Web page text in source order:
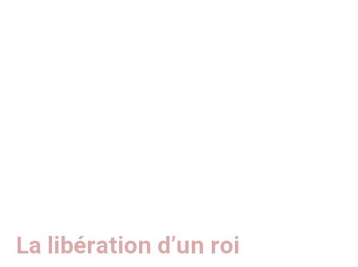
La libération d’un roi